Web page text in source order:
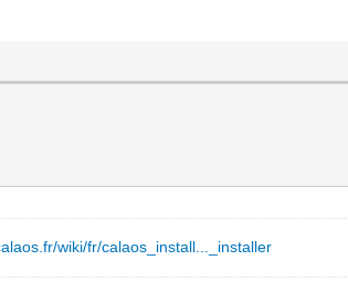
wiki/fr/calaos_install..._installer